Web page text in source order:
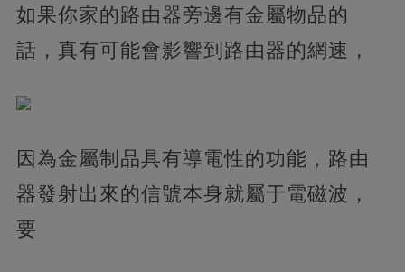
如果你家的路由器旁邊有金屬物品的
話，真有可能會影響到路由器的網速，
因為金屬制品具有導電性的功能，路由
器發射出來的信號本身就屬于電磁波，
要